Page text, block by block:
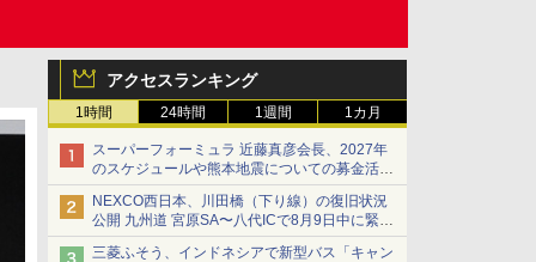
アクセスランキング
1時間 24時間 1週間 1カ月
スーパーフォーミュラ 近藤真彦会長、2027年
のスケジュールや熊本地震についての募金活動
を紹介
NEXCO西日本、川田橋（下り線）の復旧状況
公開 九州道 宮原SA〜八代ICで8月9日中に緊急
車両を通行可能に
三菱ふそう、インドネシアで新型バス「キャン